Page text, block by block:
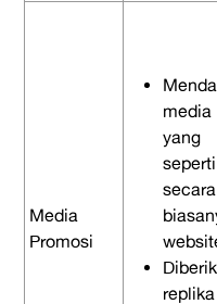
Media
Promosi
media